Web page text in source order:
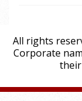
All rights
Corporate
their